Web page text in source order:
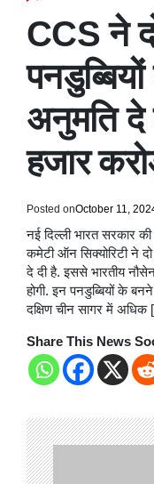
CCS ने
अनुमति दे
हजार
Posted onOctober 11,
नई दिल्ली भारत सरकार
कमेटी ऑन सिक्योरिटी ने
दे दी है. इससे भारतीय
होगी. इन पनडुब्बियों के
दक्षिण चीन सागर में
Share This News